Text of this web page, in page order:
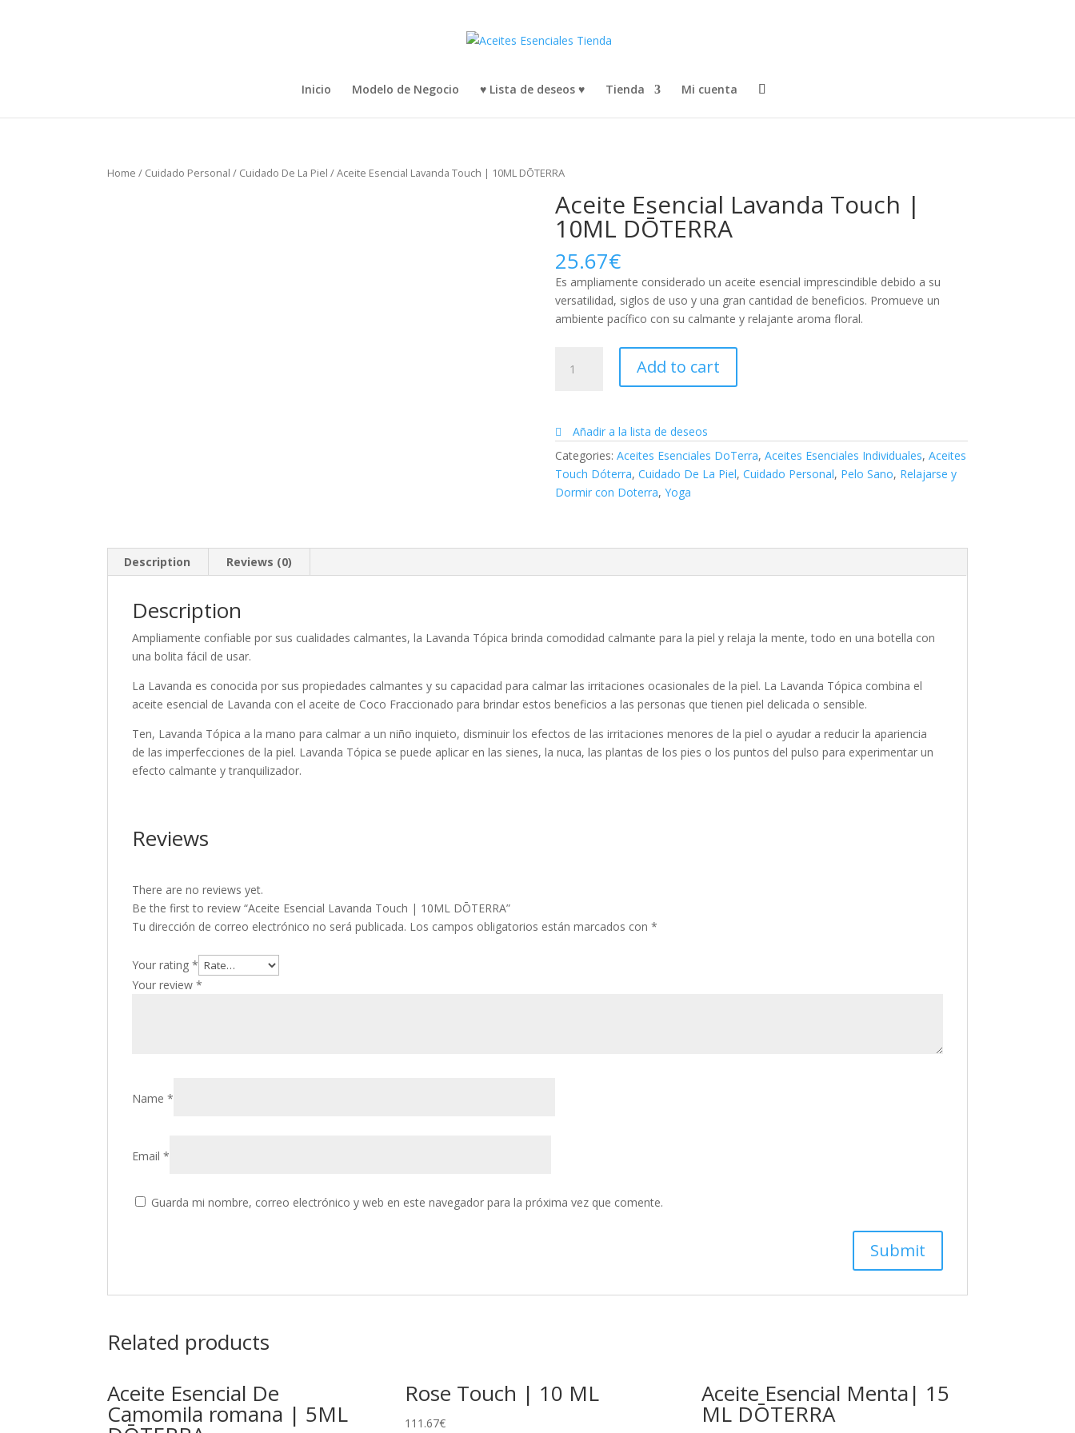
Inicio Modelo de Negocio ♥ Lista de deseos ♥ Tienda Mi cuenta
Home / Cuidado Personal / Cuidado De La Piel / Aceite Esencial Lavanda Touch | 10ML DŌTERRA
Aceite Esencial Lavanda Touch |
10ML DŌTERRA
25.67€
Es ampliamente considerado un aceite esencial imprescindible debido a su
versatilidad, siglos de uso y una gran cantidad de beneficios. Promueve un
ambiente pacífico con su calmante y relajante aroma floral.
Esencial
|
DŌTERRA
Add to cart
Añadir a la lista de deseos
Categories: Aceites Esenciales DoTerra, Aceites Esenciales Individuales, Aceites
Touch Dóterra, Cuidado De La Piel, Cuidado Personal, Pelo Sano, Relajarse y
Dormir con Doterra, Yoga
Description Reviews (0)
Description
Ampliamente confiable por sus cualidades calmantes, la Lavanda Tópica brinda comodidad calmante para la piel y relaja la mente, todo en una botella con
una bolita fácil de usar.
La Lavanda es conocida por sus propiedades calmantes y su capacidad para calmar las irritaciones ocasionales de la piel. La Lavanda Tópica combina el
aceite esencial de Lavanda con el aceite de Coco Fraccionado para brindar estos beneficios a las personas que tienen piel delicada o sensible.
Ten, Lavanda Tópica a la mano para calmar a un niño inquieto, disminuir los efectos de las irritaciones menores de la piel o ayudar a reducir la apariencia
de las imperfecciones de la piel. Lavanda Tópica se puede aplicar en las sienes, la nuca, las plantas de los pies o los puntos del pulso para experimentar un
efecto calmante y tranquilizador.
Reviews
There are no reviews yet.
Be the first to review “Aceite Esencial Lavanda Touch | 10ML DŌTERRA”
Tu dirección de correo electrónico no será publicada. Los campos obligatorios están marcados con*
Your rating*
Your review*
Name*
Email*
Guarda mi nombre, correo electrónico y web en este navegador para la próxima vez que comente.
Related products
Aceite Esencial De
Camomila romana | 5ML
Rose Touch | 10 ML
111.67€
Aceite Esencial Menta| 15
ML DŌTERRA